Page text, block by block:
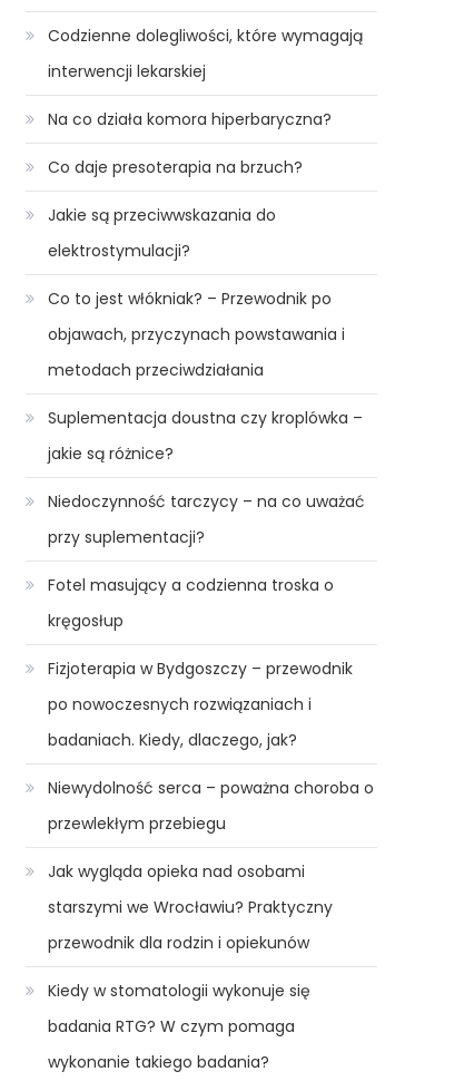
Codzienne dolegliwości, które wymagają
interwencji lekarskiej
Na co działa komora hiperbaryczna?
Co daje presoterapia na brzuch?
Jakie są przeciwwskazania do
elektrostymulacji?
Co to jest włókniak? – Przewodnik po
objawach, przyczynach powstawania i
metodach przeciwdziałania
Suplementacja doustna czy kroplówka –
jakie są różnice?
Niedoczynność tarczycy – na co uważać
przy suplementacji?
Fotel masujący a codzienna troska o
kręgosłup
Fizjoterapia w Bydgoszczy – przewodnik
po nowoczesnych rozwiązaniach i
badaniach. Kiedy, dlaczego, jak?
Niewydolność serca – poważna choroba o
przewlekłym przebiegu
Jak wygląda opieka nad osobami
starszymi we Wrocławiu? Praktyczny
przewodnik dla rodzin i opiekunów
Kiedy w stomatologii wykonuje się
badania RTG? W czym pomaga
wykonanie takiego badania?